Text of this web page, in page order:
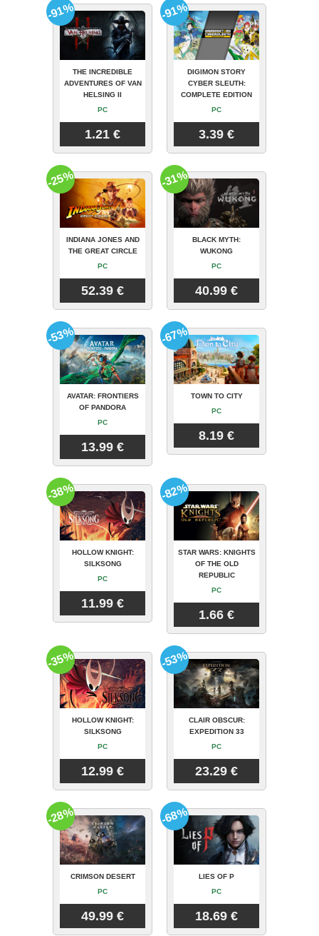
THE INCREDIBLE
ADVENTURES OF VAN
HELSING II
PC
1.21 €
-91%
DIGIMON STORY
CYBER SLEUTH:
COMPLETE EDITION
PC
3.39 €
-91%
INDIANA JONES AND
THE GREAT CIRCLE
PC
52.39 €
-25%
BLACK MYTH:
WUKONG
PC
40.99 €
-31%
AVATAR: FRONTIERS
OF PANDORA
PC
13.99 €
-53%
TOWN TO CITY
PC
8.19 €
-67%
HOLLOW KNIGHT:
SILKSONG
PC
11.99 €
-38%
STAR WARS: KNIGHTS
OF THE OLD
REPUBLIC
PC
1.66 €
-82%
HOLLOW KNIGHT:
SILKSONG
PC
12.99 €
-35%
CLAIR OBSCUR:
EXPEDITION 33
PC
23.29 €
-53%
CRIMSON DESERT
PC
49.99 €
-28%
LIES OF P
PC
18.69 €
-68%